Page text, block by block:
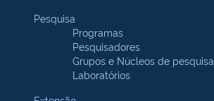
Pesquisa
Programas
Pesquisadores
Grupos e Núcleos de pesquisa
Laboratórios